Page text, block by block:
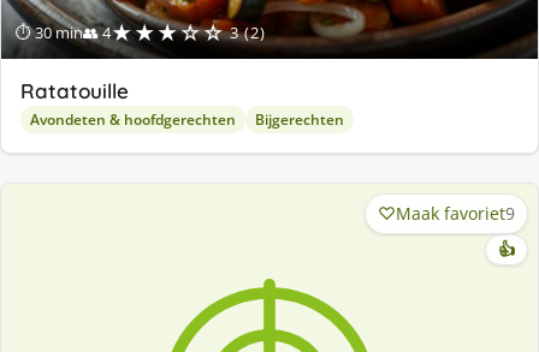
⏱ 30 min👥 4★★★☆☆ 3 (2)
Ratatouille
Avondeten & hoofdgerechten Bijgerechten
Maak favoriet9
👍